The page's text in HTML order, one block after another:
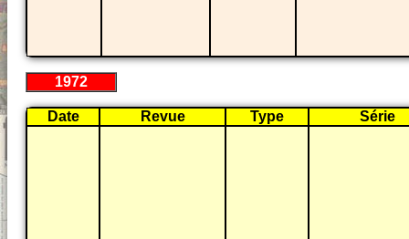
1972
Date Revue Type Série